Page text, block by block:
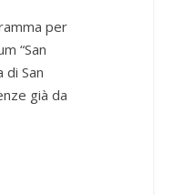
per
“San
di San
già da